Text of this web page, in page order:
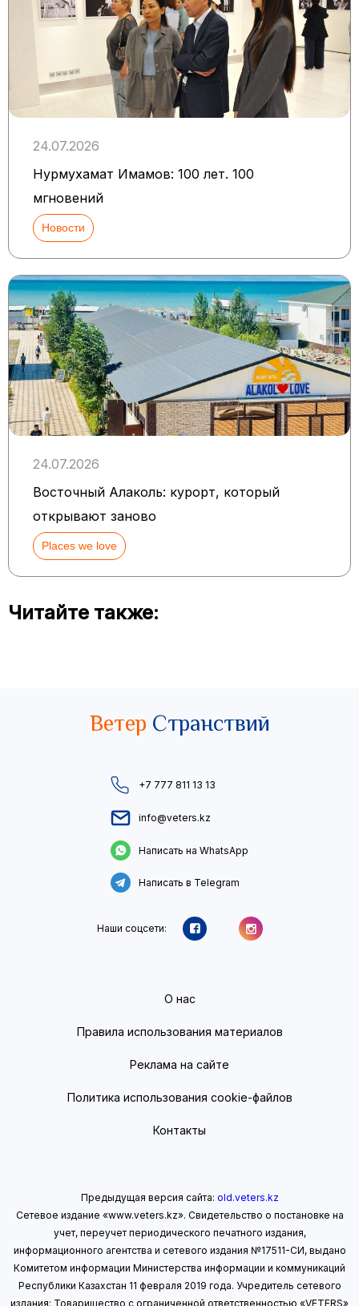
24.07.2026
Нурмухамат Имамов: 100 лет. 100
мгновений
Новости
24.07.2026
Восточный Алаколь: курорт, который
открывают заново
Places we love
Читайте также:
Ветер Странствий
+7 777 811 13 13
info@veters.kz
Написать на WhatsApp
Написать в Telegram
Наши соцсети:
О нас
Правила использования материалов
Реклама на сайте
Политика использования cookie-файлов
Контакты
Предыдущая версия сайта: old.veters.kz
Сетевое издание «www.veters.kz». Свидетельство о постановке на
учет, переучет периодического печатного издания,
информационного агентства и сетевого издания №17511-СИ, выдано
Комитетом информации Министерства информации и коммуникаций
Республики Казахстан 11 февраля 2019 года. Учредитель сетевого
издания: Товарищество с ограниченной ответственностью «VETERS»